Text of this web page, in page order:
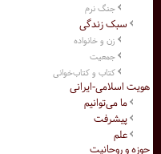
جنگ نرم
سبک زندگی
زن و خانواده
جمعیت
کتاب و کتاب‌خوانی
هویت اسلامی-ایرانی
ما می‌توانیم
پیشرفت
علم
حوزه و روحانیت